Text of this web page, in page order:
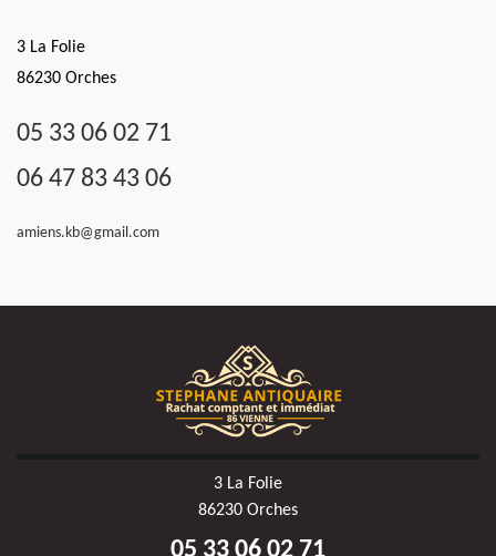
3 La Folie
86230 Orches
05 33 06 02 71
06 47 83 43 06
amiens.kb@gmail.com
3 La Folie
86230 Orches
05 33 06 02 71